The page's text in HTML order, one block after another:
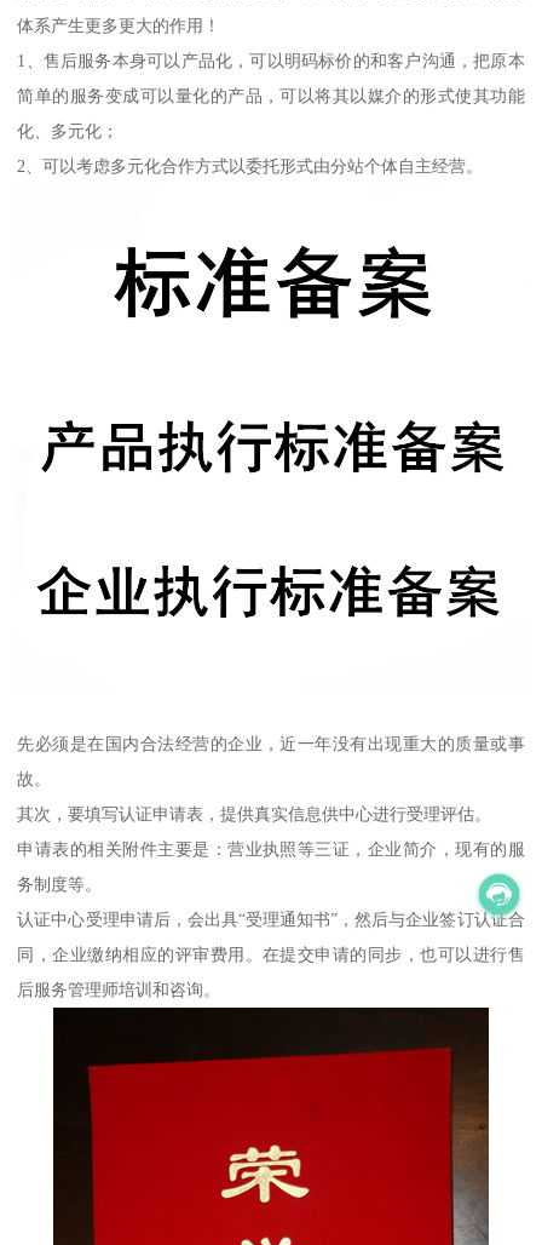
体系产生更多更大的作用！
1、售后服务本身可以产品化，可以明码标价的和客户沟通，把原本
简单的服务变成可以量化的产品，可以将其以媒介的形式使其功能
化、多元化；
2、可以考虑多元化合作方式以委托形式由分站个体自主经营。
先必须是在国内合法经营的企业，近一年没有出现重大的质量或事
故。
其次，要填写认证申请表，提供真实信息供中心进行受理评估。
申请表的相关附件主要是：营业执照等三证，企业简介，现有的服
务制度等。
认证中心受理申请后，会出具“受理通知书”，然后与企业签订认证合
同，企业缴纳相应的评审费用。在提交申请的同步，也可以进行售
后服务管理师培训和咨询。